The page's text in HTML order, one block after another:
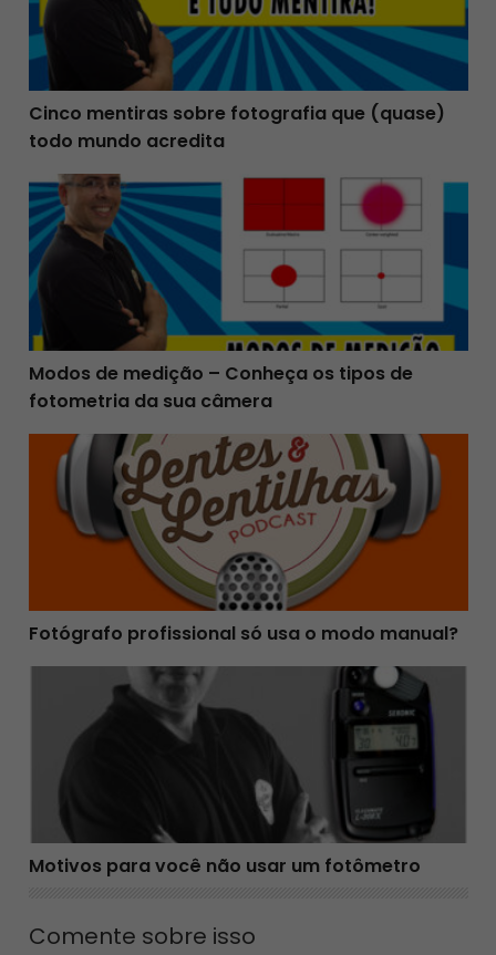
Cinco mentiras sobre fotografia que (quase)
todo mundo acredita
Modos de medição – Conheça os tipos de fotometria
Modos de medição – Conheça os tipos de
fotometria da sua câmera
Fotógrafo profissional só usa o modo manual?
Fotógrafo profissional só usa o modo manual?
Motivos para você não usar um fotômetro
Motivos para você não usar um fotômetro
Comente sobre isso